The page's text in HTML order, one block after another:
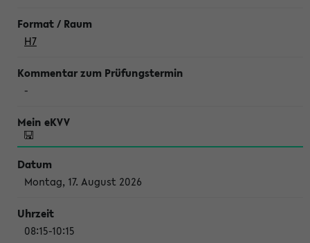
H7
-
Montag, 17. August 2026
08:15-10:15